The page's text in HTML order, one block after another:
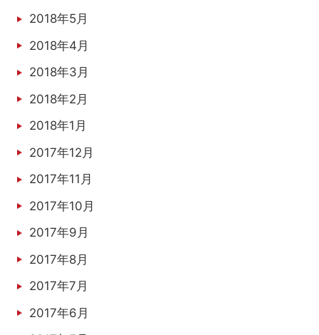
2018年5月
2018年4月
2018年3月
2018年2月
2018年1月
2017年12月
2017年11月
2017年10月
2017年9月
2017年8月
2017年7月
2017年6月